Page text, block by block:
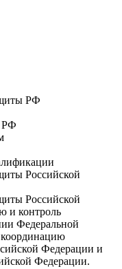
РФ
РФ
Российской
Российской
и контроль
Федеральной
координацию
Федерации и
Федерации.